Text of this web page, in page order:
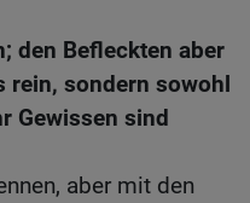
den Befleckten aber
rein, sondern sowohl
Gewissen sind
aber mit den